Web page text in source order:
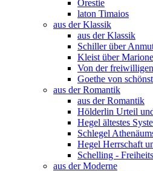
Orestie
laton Timaios
aus der Klassik
aus der Klassik
Schiller über
Kleist über
Von der
Goethe von
aus der Romantik
aus der Romantik
Hölderlin Urteil
Hegel ältestes
Schlegel
Hegel Herrschaft
Schelling -
aus der Moderne